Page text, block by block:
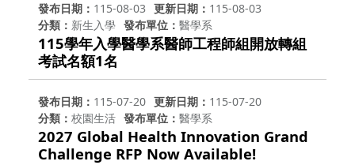
發布日期 115-08-03 更新日期
115-08-03
分類
新生入學 發布單位 醫學系
115學年入學醫學系醫師工程師組開放轉組
考試名額1名
發布日期 115-07-20 更新日期
115-07-20
分類
校園生活 發布單位 醫學系
2027 Global Health Innovation Grand
Challenge RFP Now Available!